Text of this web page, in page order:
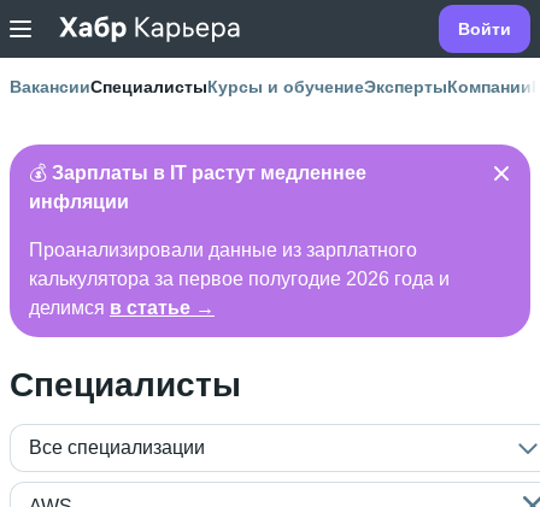
Войти
ВакансииСпециалистыКурсы и обучениеЭкспертыКомпании
💰 Зарплаты в IT растут медленнее
инфляции
Проанализировали данные из зарплатного
калькулятора за первое полугодие 2026 года и
делимся в статье →
Специалисты
Все специализации